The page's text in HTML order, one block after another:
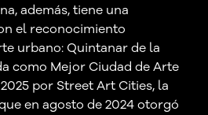
además, tiene una
el reconocimiento
urbano: Quintanar de la
como Mejor Ciudad de Arte
por Street Art Cities, la
en agosto de 2024 otorgó